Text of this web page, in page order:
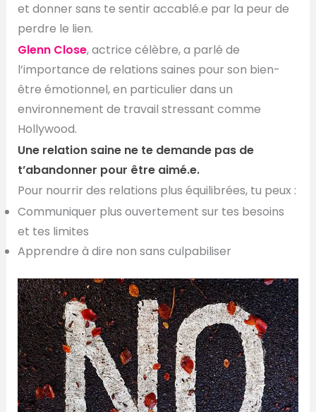
et donner sans te sentir accablé.e par la peur de
perdre le lien.
Glenn Close, actrice célèbre, a parlé de
l’importance de relations saines pour son bien-
être émotionnel, en particulier dans un
environnement de travail stressant comme
Hollywood.
Une relation saine ne te demande pas de
t’abandonner pour être aimé.e.
Pour nourrir des relations plus équilibrées, tu peux :
Communiquer plus ouvertement sur tes besoins
et tes limites
Apprendre à dire non sans culpabiliser